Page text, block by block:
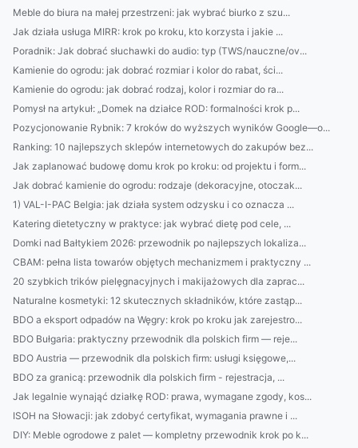
Meble do biura na małej przestrzeni: jak wybrać biurko z szu...
Jak działa usługa MIRR: krok po kroku, kto korzysta i jakie ...
Poradnik: Jak dobrać słuchawki do audio: typ (TWS/nauczne/ov...
Kamienie do ogrodu: jak dobrać rozmiar i kolor do rabat, ści...
Kamienie do ogrodu: jak dobrać rodzaj, kolor i rozmiar do ra...
Pomysł na artykuł: „Domek na działce ROD: formalności krok p...
Pozycjonowanie Rybnik: 7 kroków do wyższych wyników Google—o...
Ranking: 10 najlepszych sklepów internetowych do zakupów bez...
Jak zaplanować budowę domu krok po kroku: od projektu i form...
Jak dobrać kamienie do ogrodu: rodzaje (dekoracyjne, otoczak...
1) VAL-I-PAC Belgia: jak działa system odzysku i co oznacza ...
Katering dietetyczny w praktyce: jak wybrać dietę pod cele, ...
Domki nad Bałtykiem 2026: przewodnik po najlepszych lokaliza...
CBAM: pełna lista towarów objętych mechanizmem i praktyczny ...
20 szybkich trików pielęgnacyjnych i makijażowych dla zaprac...
Naturalne kosmetyki: 12 skutecznych składników, które zastąp...
BDO a eksport odpadów na Węgry: krok po kroku jak zarejestro...
BDO Bułgaria: praktyczny przewodnik dla polskich firm — reje...
BDO Austria — przewodnik dla polskich firm: usługi księgowe,...
BDO za granicą: przewodnik dla polskich firm - rejestracja, ...
Jak legalnie wynająć działkę ROD: prawa, wymagane zgody, kos...
ISOH na Słowacji: jak zdobyć certyfikat, wymagania prawne i ...
DIY: Meble ogrodowe z palet — kompletny przewodnik krok po k...